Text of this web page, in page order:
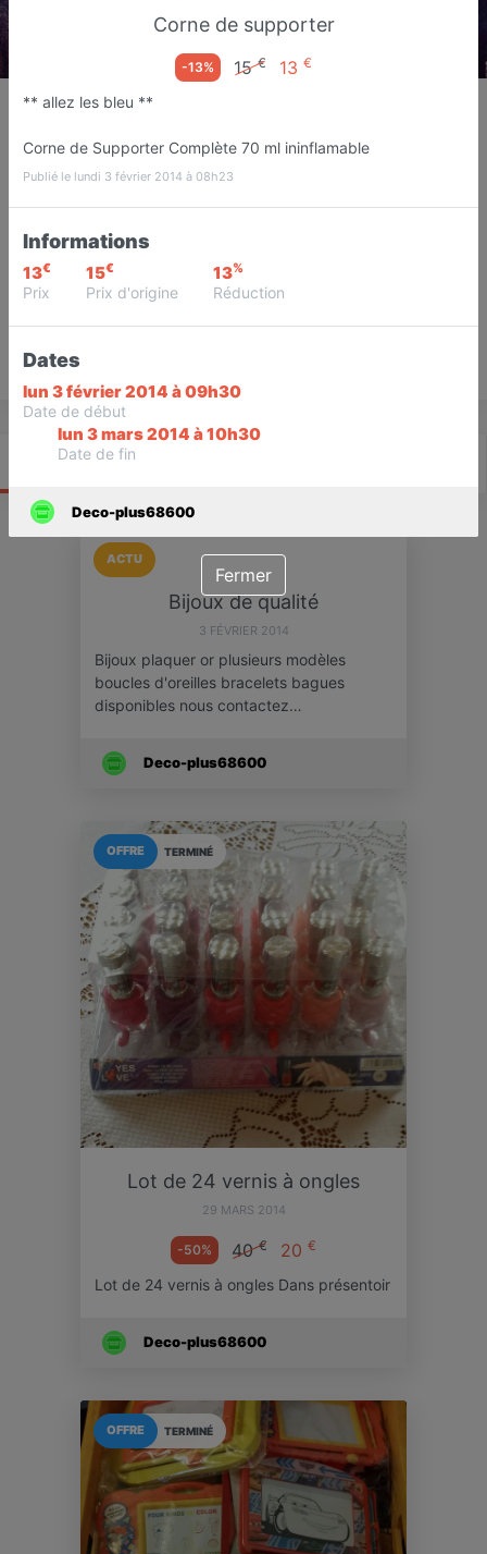
Deco-plus68600
Volgelsheim
Actualité
ACTU
Bijoux de qualité
3 FÉVRIER 2014
Bijoux plaquer or plusieurs modèles
boucles d'oreilles bracelets bagues
disponibles nous contactez…
Deco-plus68600
TERMINÉ
OFFRE
Lot de 24 vernis à ongles
29 MARS 2014
-50% 40€ 20 €
Lot de 24 vernis à ongles Dans présentoir
Deco-plus68600
TERMINÉ
OFFRE
Corne de supporter
-13% 15€ 13 €
** allez les bleu **
Corne de Supporter Complète 70 ml ininflamable
Publié le lundi 3 février 2014 à 08h23
Informations
13€
Prix
15€
Prix d'origine
13%
Réduction
Dates
lun 3 février 2014 à 09h30
Date de début
lun 3 mars 2014 à 10h30
Date de fin
Deco-plus68600
Fermer